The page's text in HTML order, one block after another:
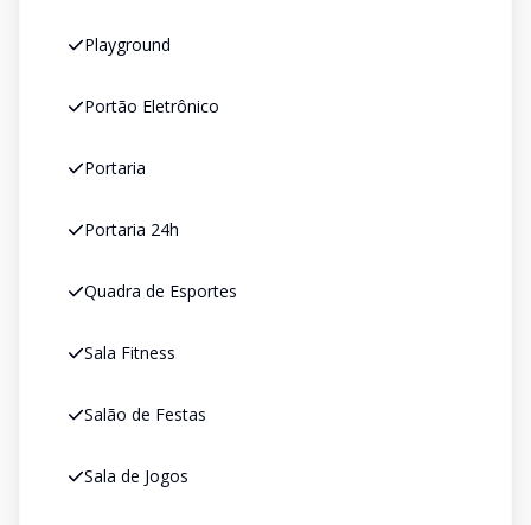
Playground
Portão Eletrônico
Portaria
Portaria 24h
Quadra de Esportes
Sala Fitness
Salão de Festas
Sala de Jogos